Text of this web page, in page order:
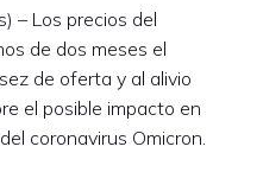
– Los precios del
de dos meses el
de oferta y al alivio
el posible impacto en
coronavirus Omicron.